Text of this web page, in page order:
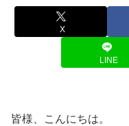
X
LINE
皆様、こんにちは。